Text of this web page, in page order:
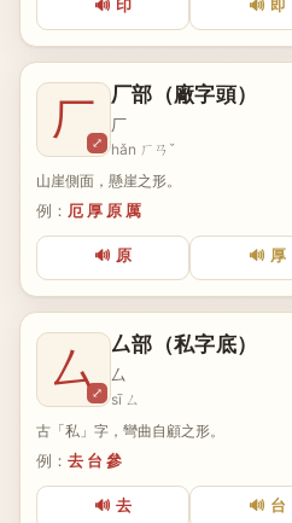
🔊 印 🔊 即
厂⤢
厂部（廠字頭）
厂
hǎn ㄏㄢˇ
山崖側面，懸崖之形。
例： 厄 厚 原 厲
🔊 原 🔊 厚
厶⤢
厶部（私字底）
厶
sī ㄙ
古「私」字，彎曲自顧之形。
例： 去 台 參
🔊 去 🔊 台